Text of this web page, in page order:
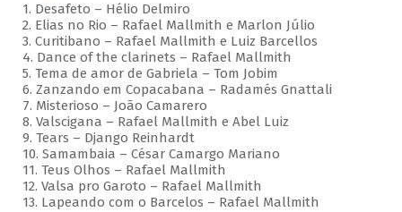
1. Desafeto – Hélio Delmiro
2. Elias no Rio – Rafael Mallmith e Marlon Júlio
3. Curitibano – Rafael Mallmith e Luiz Barcellos
4. Dance of the clarinets – Rafael Mallmith
5. Tema de amor de Gabriela – Tom Jobim
6. Zanzando em Copacabana – Radamés Gnattali
7. Misterioso – João Camarero
8. Valscigana – Rafael Mallmith e Abel Luiz
9. Tears – Django Reinhardt
10. Samambaia – César Camargo Mariano
11. Teus Olhos – Rafael Mallmith
12. Valsa pro Garoto – Rafael Mallmith
13. Lapeando com o Barcelos – Rafael Mallmith